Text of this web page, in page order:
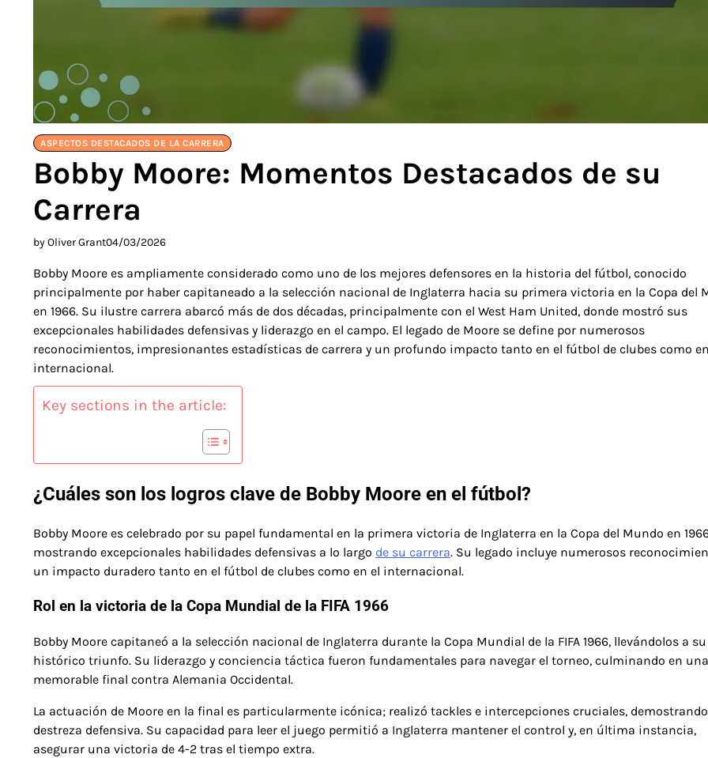
ASPECTOS DESTACADOS DE LA CARRERA
Bobby Moore: Momentos Destacados de su
Carrera
by Oliver Grant04/03/2026
Bobby Moore es ampliamente considerado como uno de los mejores defensores en la historia del fútbol, conocido
principalmente por haber capitaneado a la selección nacional de Inglaterra hacia su primera victoria en la Copa del
en 1966. Su ilustre carrera abarcó más de dos décadas, principalmente con el West Ham United, donde mostró sus
excepcionales habilidades defensivas y liderazgo en el campo. El legado de Moore se define por numerosos
reconocimientos, impresionantes estadísticas de carrera y un profundo impacto tanto en el fútbol de clubes como
internacional.
Key sections in the article:
¿Cuáles son los logros clave de Bobby Moore en el fútbol?
Bobby Moore es celebrado por su papel fundamental en la primera victoria de Inglaterra en la Copa del Mundo en
mostrando excepcionales habilidades defensivas a lo largo de su carrera. Su legado incluye numerosos
un impacto duradero tanto en el fútbol de clubes como en el internacional.
Rol en la victoria de la Copa Mundial de la FIFA 1966
Bobby Moore capitaneó a la selección nacional de Inglaterra durante la Copa Mundial de la FIFA 1966, llevándolos a su
histórico triunfo. Su liderazgo y conciencia táctica fueron fundamentales para navegar el torneo, culminando en una
memorable final contra Alemania Occidental.
La actuación de Moore en la final es particularmente icónica; realizó tackles e intercepciones cruciales,
destreza defensiva. Su capacidad para leer el juego permitió a Inglaterra mantener el control y, en última instancia,
asegurar una victoria de 4-2 tras el tiempo extra.